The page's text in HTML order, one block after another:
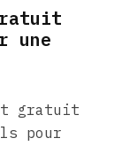
une
gratuit
pour